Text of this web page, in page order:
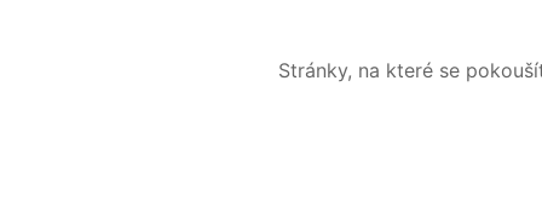
Stránky, na které se